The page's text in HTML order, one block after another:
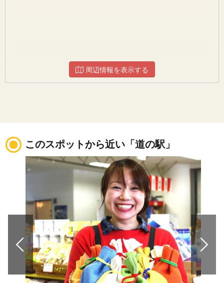
周辺情報を表示する
このスポットから近い「道の駅」